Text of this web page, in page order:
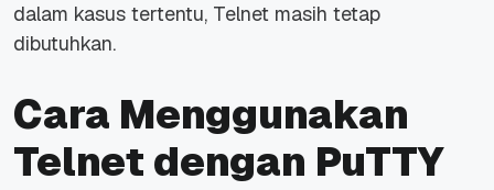
dalam kasus tertentu, Telnet masih tetap
dibutuhkan.
Cara Menggunakan
Telnet dengan PuTTY